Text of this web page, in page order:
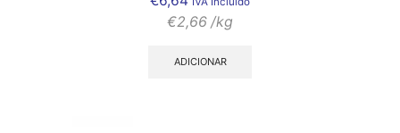
€2,66 /kg
ADICIONAR